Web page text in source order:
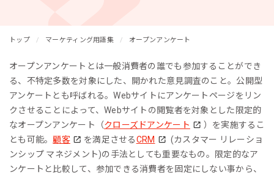
トップ マーケティング用語集 オープンアンケート
オープンアンケートとは一般消費者の誰でも参加することができ
る、不特定多数を対象にした、開かれた意見調査のこと。公開型
アンケートとも呼ばれる。Webサイトにアンケートページをリン
クさせることによって、Webサイトの閲覧者を対象とした限定的
なオープンアンケート（クローズドアンケート
）を実施するこ
とも可能。顧客 を満足させるCRM
(カスタマー リレーショ
ンシップ マネジメント)の手法としても重要なもの。限定的なア
ンケートと比較して、参加できる消費者を固定にしない事から、